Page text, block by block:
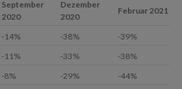
September
2020
Dezember
2020
Februar 2021
-14% -38%
-39%
-11% -33%
-38%
-8% -29%
-44%